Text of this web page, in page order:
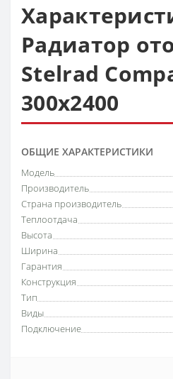
Радиатор
Stelrad
300х2400
ОБЩИЕ ХАРАКТЕРИСТИКИ
Модель
Производитель
Страна производитель
Теплоотдача
Высота
Ширина
Гарантия
Конструкция
Тип
Виды
Подключение